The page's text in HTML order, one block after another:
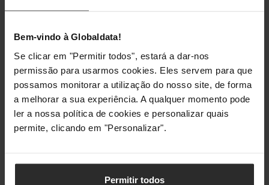
Bem-vindo à Globaldata!
Se clicar em "Permitir todos", estará a dar-nos
permissão para usarmos cookies. Eles servem para que
possamos monitorar a utilização do nosso site, de forma
a melhorar a sua experiência. A qualquer momento pode
ler a nossa política de cookies e personalizar quais
permite, clicando em "Personalizar".
Permitir todos
Voltagem de entrada DC 5 V
Corrente de entrada 1 A
Consumo de energia (máx) 3,42 W